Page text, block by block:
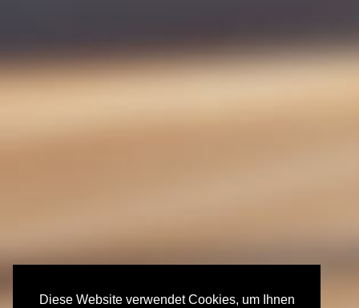
Diese Website verwendet Cookies, um Ihnen